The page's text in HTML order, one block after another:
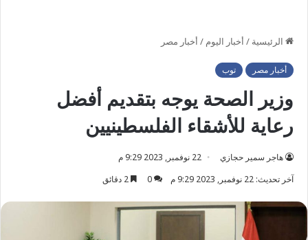
الرئيسية / أخبار اليوم / أخبار مصر
أخبار مصر توب
وزير الصحة يوجه بتقديم أفضل
رعاية للأشقاء الفلسطينيين
هاجر سمير حجازي
22 نوفمبر, 2023 9:29 م
آخر تحديث: 22 نوفمبر, 2023 9:29 م
0